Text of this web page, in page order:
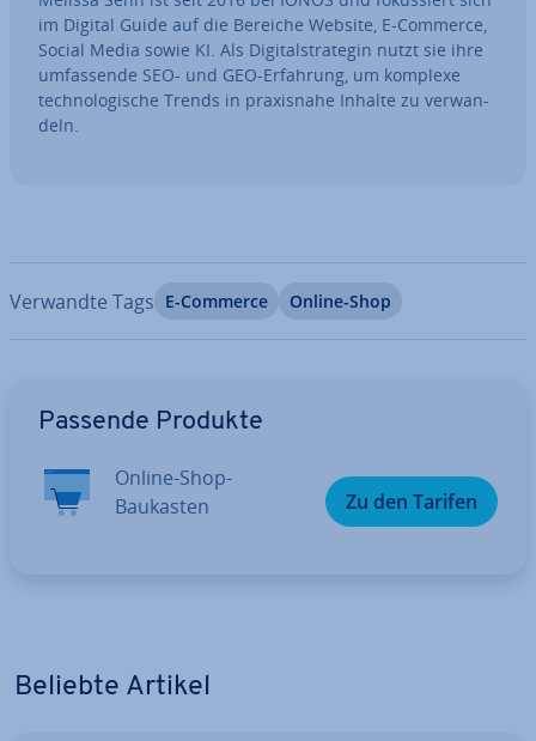
im Digital Guide auf die Bereiche Website, E-Commerce,
Social Media sowie KI. Als Di­gi­tal­stra­te­gin nutzt sie ihre
um­fas­sen­de SEO- und GEO-Erfahrung, um komplexe
tech­no­lo­gi­sche Trends in pra­xis­na­he Inhalte zu ver­wan­
deln.
Verwandte Tags E-Commerce Online-Shop
Passende Produkte
Online-Shop-
Baukasten
Zu den Tarifen
Beliebte Artikel